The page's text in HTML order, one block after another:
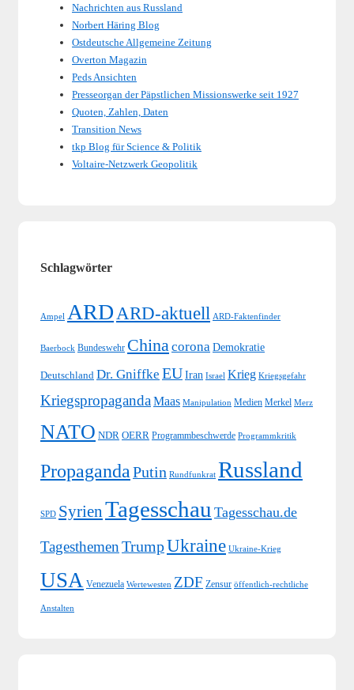
Nachrichten aus Russland
Norbert Häring Blog
Ostdeutsche Allgemeine Zeitung
Overton Magazin
Peds Ansichten
Presseorgan der Päpstlichen Missionswerke seit 1927
Quoten, Zahlen, Daten
Transition News
tkp Blog für Science & Politik
Voltaire-Netzwerk Geopolitik
Schlagwörter
Ampel ARDARD-aktuell ARD-Faktenfinder
Baerbock Bundeswehr Chinacorona Demokratie
Deutschland Dr. Gniffke EUIran Israel Krieg Kriegsgefahr
KriegspropagandaMaas Manipulation Medien Merkel Merz
NATO NDR OERR Programmbeschwerde Programmkritik
Propaganda Putin Rundfunkrat Russland
SPD Syrien Tagesschau Tagesschau.de
TagesthemenTrumpUkraine Ukraine-Krieg
USA Venezuela Wertewesten ZDF Zensur öffentlich-rechtliche
Anstalten